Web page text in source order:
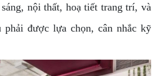
nội thất, hoạ tiết trang trí, và
phải được lựa chọn, cân nhắc kỹ